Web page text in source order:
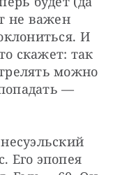
не важен
И
скажет: так
можно
—
Его эпопея